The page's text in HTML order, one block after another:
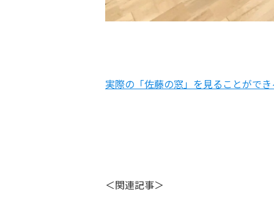
実際の「佐藤の窓」を見ることがで
＜関連記事＞